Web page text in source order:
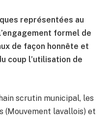
représentées au
formel de
de façon honnête et
coup l’utilisation de
scrutin municipal, les
(Mouvement lavallois) et